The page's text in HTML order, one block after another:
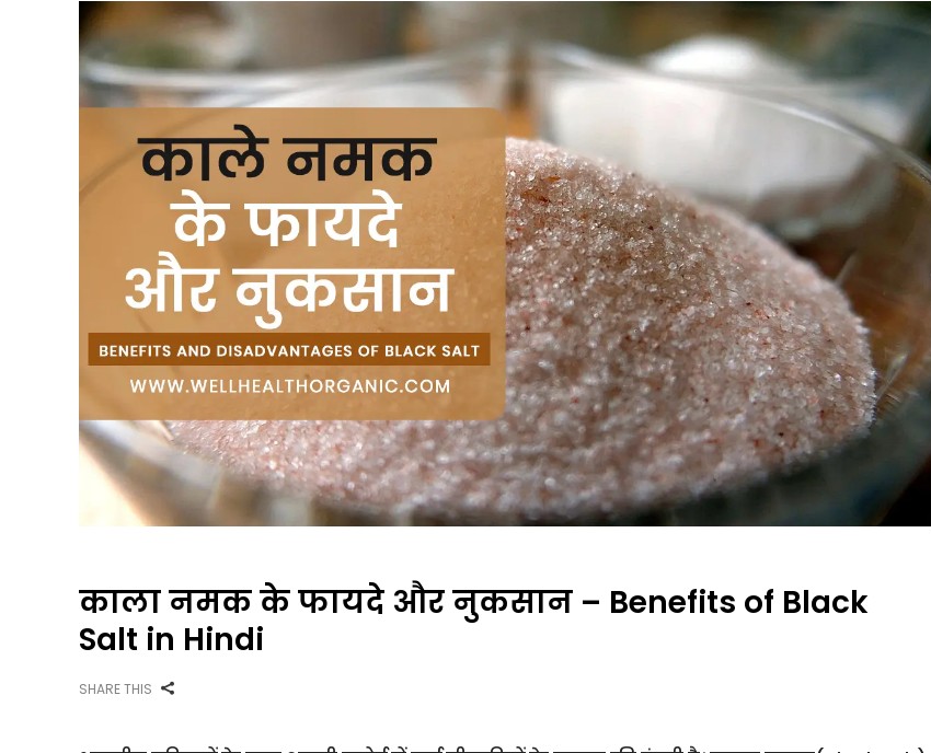
काला नमक के फायदे और नुकसान – Benefits of Black
Salt in Hindi
SHARE THIS